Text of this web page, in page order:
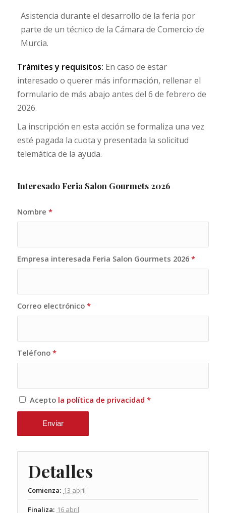
Asistencia durante el desarrollo de la feria por
parte de un técnico de la Cámara de Comercio de
Murcia.
Trámites y requisitos: En caso de estar
interesado o querer más información, rellenar el
formulario de más abajo antes del 6 de febrero de
2026.
La inscripción en esta acción se formaliza una vez
esté pagada la cuota y presentada la solicitud
telemática de la ayuda.
Interesado Feria Salon Gourmets 2026
Nombre *
Empresa interesada Feria Salon Gourmets 2026 *
Correo electrónico *
Teléfono *
Acepto la política de privacidad *
Detalles
Comienza: 13 abril
Finaliza: 16 abril